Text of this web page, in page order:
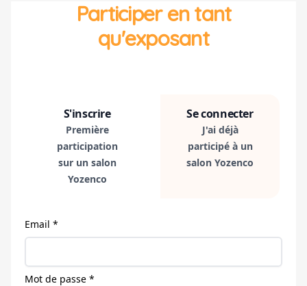
Participer en tant
qu'exposant
Première
participation
sur un salon
Yozenco
S'inscrire
J'ai déjà
participé à un
salon Yozenco
Se connecter
Email *
Mot de passe *